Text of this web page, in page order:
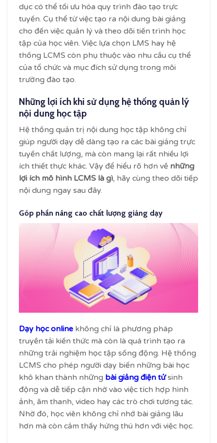
dục có thể tối ưu hóa quy trình đào tạo trực
tuyến. Cụ thể từ việc tạo ra nội dung bài giảng
cho đến việc quản lý và theo dõi tiến trình học
tập của học viên. Việc lựa chọn LMS hay hệ
thống LCMS còn phụ thuộc vào nhu cầu cụ thể
của tổ chức và mục đích sử dụng trong môi
trường đào tạo.
Những lợi ích khi sử dụng hệ thống quản lý
nội dung học tập
Hệ thống quản trị nội dung học tập không chỉ
giúp người dạy dễ dàng tạo ra các bài giảng trực
tuyến chất lượng, mà còn mang lại rất nhiều lợi
ích thiết thực khác. Vậy để hiểu rõ hơn về những
lợi ích mô hình LCMS là gì, hãy cùng theo dõi tiếp
nội dung ngay sau đây.
Góp phần nâng cao chất lượng giảng dạy
Dạy học online không chỉ là phương pháp
truyền tải kiến thức mà còn là quá trình tạo ra
những trải nghiệm học tập sống động. Hệ thống
LCMS cho phép người dạy biến những bài học
khô khan thành những bài giảng điện tửsinh
động và dễ tiếp cận nhờ vào việc tích hợp hình
ảnh, âm thanh, video hay các trò chơi tương tác.
Nhờ đó, học viên không chỉ nhớ bài giảng lâu
hơn mà còn cảm thấy hứng thú hơn với việc học.